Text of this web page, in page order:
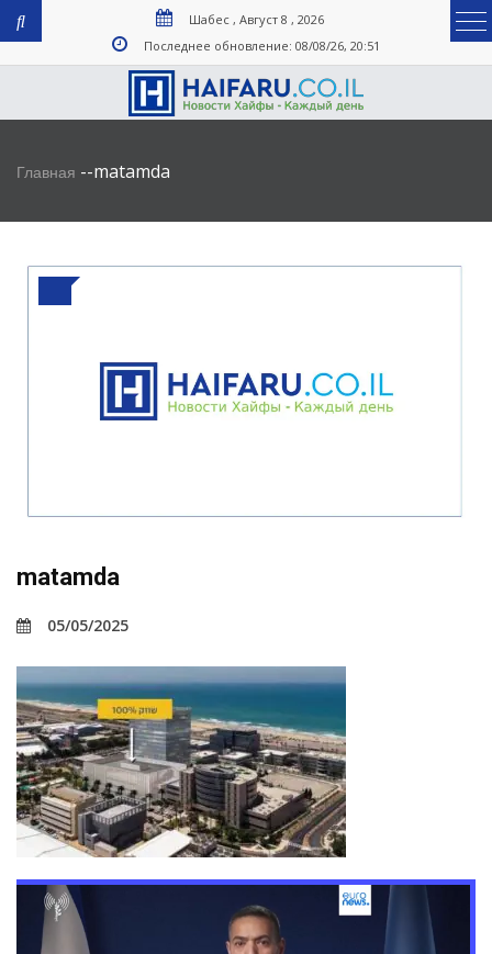
Шабес , Август 8 , 2026
Последнее обновление: 08/08/26, 20:51
Главная --matamda
matamda
05/05/2025